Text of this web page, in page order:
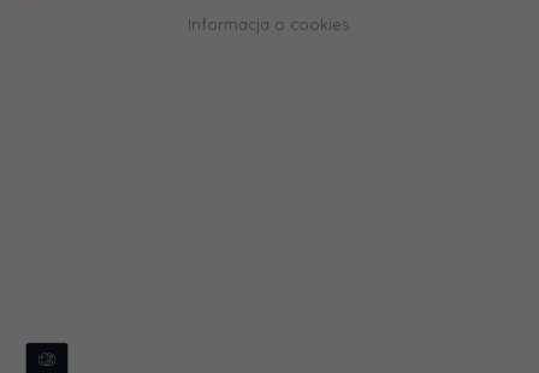
Informacja o cookies